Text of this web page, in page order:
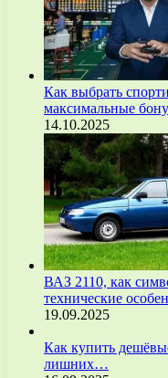
Как выбрать
максимальные
14.10.2025
ВАЗ 2110, как
технические
19.09.2025
Как купить
лишних…